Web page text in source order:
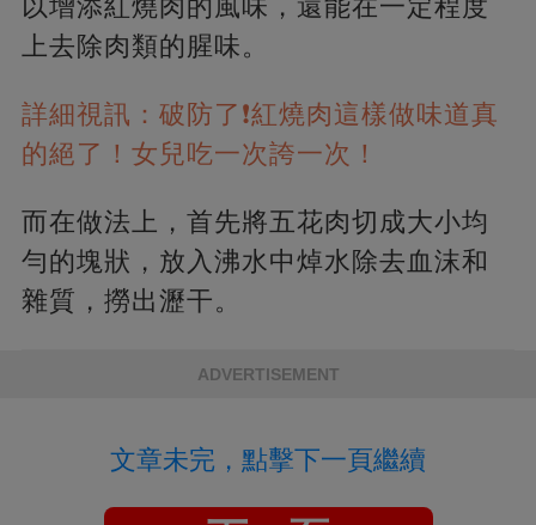
以增添紅燒肉的風味，還能在一定程度
上去除肉類的腥味。
詳細視訊：破防了❗️紅燒肉這樣做味道真
的絕了！女兒吃一次誇一次！
而在做法上，首先將五花肉切成大小均
勻的塊狀，放入沸水中焯水除去血沫和
雜質，撈出瀝干。
ADVERTISEMENT
文章未完，點擊下一頁繼續